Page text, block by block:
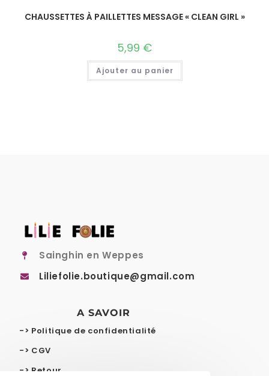
CHAUSSETTES À PAILLETTES MESSAGE « CLEAN GIRL »
5,99 €
Ajouter au panier
Sainghin en Weppes
Liliefolie.boutique@gmail.com
A SAVOIR
-> Politique de confidentialité
-> CGV
-> Retour